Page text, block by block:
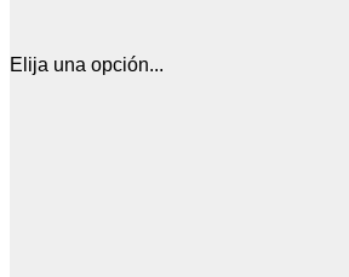
Elija una opción...